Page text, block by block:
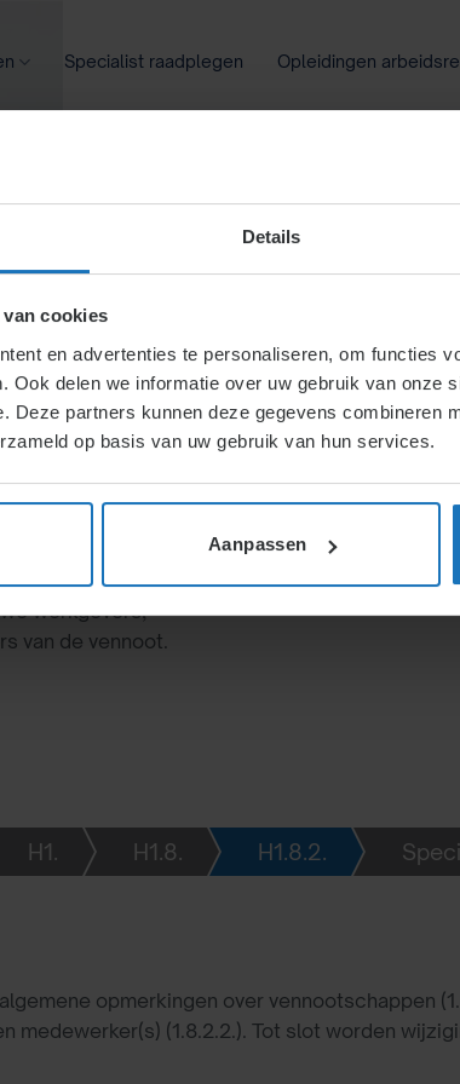
Details
cookies
en advertenties te personaliseren, om functies
Ook delen we informatie over uw gebruik van onze
Deze partners kunnen deze gegevens combineren
op basis van uw gebruik van hun services.
Aanpassen
Specialist raadplegen Opleidingen
als
vennoten.
BV of overlijden
handelen intern, maar
leiden tot
werkgevers,
van de vennoot.
H1. H1.8. H1.8.2.
opmerkingen over vennootschappen
medewerker(s) (1.8.2.2.). Tot slot worden